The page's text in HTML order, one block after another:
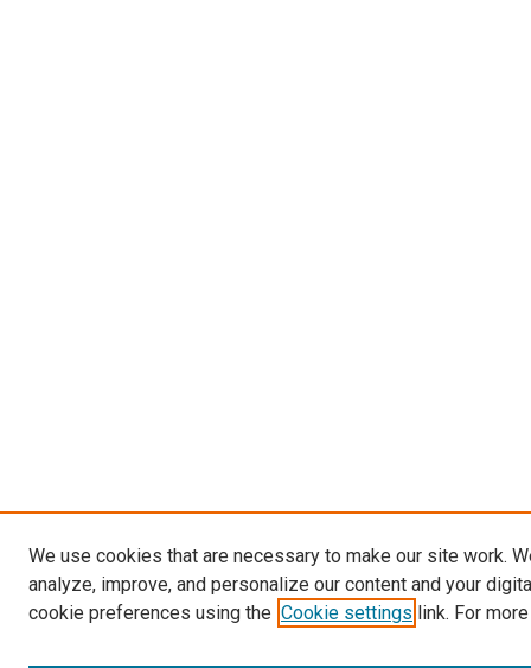
We use cookies that are necessary to make our site work.
analyze, improve, and personalize our content and your
cookie preferences using the Cookie settings link. For